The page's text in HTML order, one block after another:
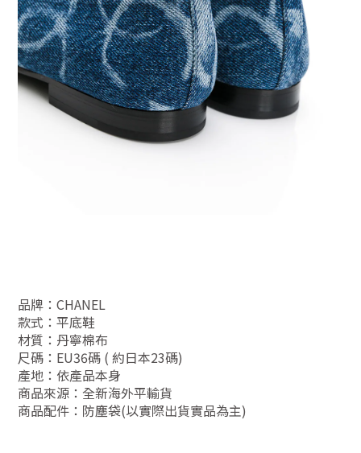
品牌：CHANEL
款式：平底鞋
材質：丹寧棉布
尺碼：EU36碼 ( 約日本23碼)
產地：依產品本身
商品來源：全新海外平輸貨
商品配件：防塵袋(以實際出貨實品為主)